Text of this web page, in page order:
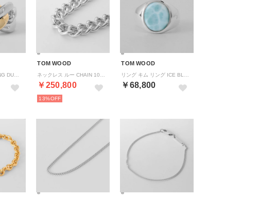
TOM WOOD
￥250,800
13%
TOM WOOD
￥68,800